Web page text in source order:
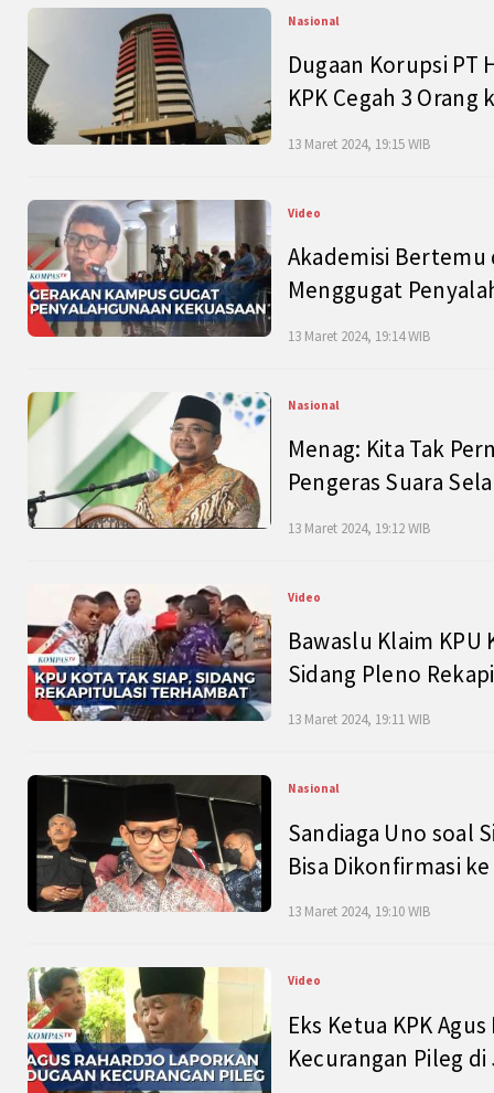
Nasional
Dugaan Korupsi PT
KPK Cegah 3 Orang
13 Maret 2024, 19:15 WIB
Video
Akademisi Bertemu
Menggugat
13 Maret 2024, 19:14 WIB
Nasional
Menag: Kita Tak
Pengeras Suara
13 Maret 2024, 19:12 WIB
Video
Bawaslu Klaim
Sidang Pleno
13 Maret 2024, 19:11 WIB
Nasional
Sandiaga Uno soal
Bisa Dikonfirmasi
13 Maret 2024, 19:10 WIB
Video
Eks Ketua KPK
Kecurangan Pileg